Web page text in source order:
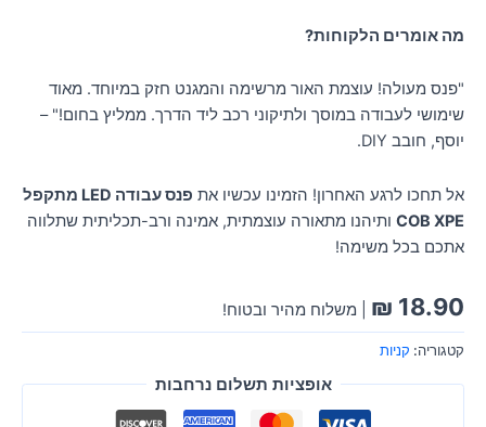
מה אומרים הלקוחות?
"פנס מעולה! עוצמת האור מרשימה והמגנט חזק במיוחד. מאוד
שימושי לעבודה במוסך ולתיקוני רכב ליד הדרך. ממליץ בחום!" –
יוסף, חובב DIY.
אל תחכו לרגע האחרון! הזמינו עכשיו את
פנס עבודה LED מתקפל
COB XPE ותיהנו מתאורה עוצמתית, אמינה ורב-תכליתית שתלווה
אתכם בכל משימה!
₪ 18.90 | משלוח מהיר ובטוח!
קטגוריה: קניות
אופציות תשלום נרחבות